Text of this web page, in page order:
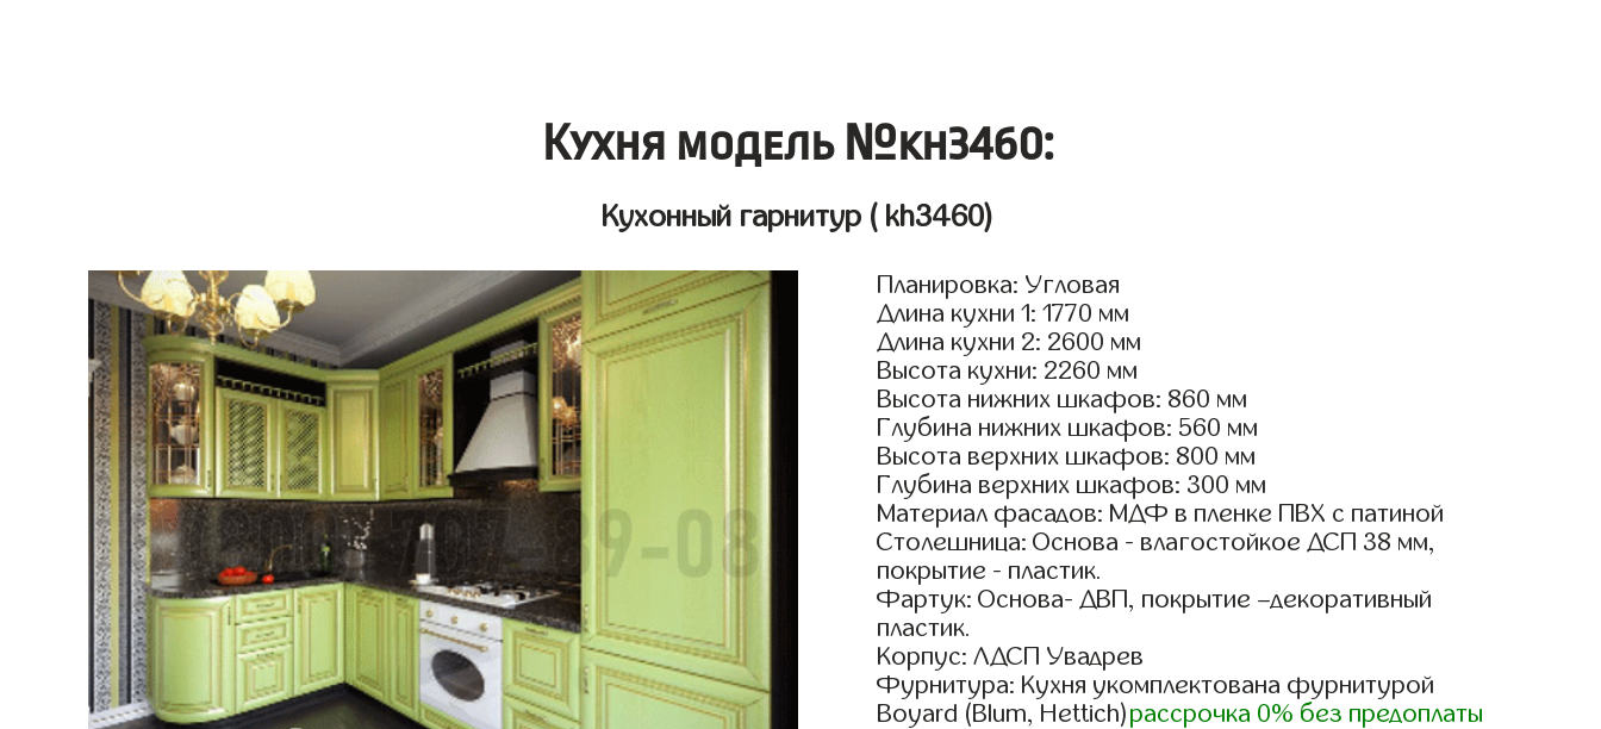
Кухня модель №kh3460:
Кухонный гарнитур ( kh3460)
Планировка: Угловая
Длина кухни 1: 1770 мм
Длина кухни 2: 2600 мм
Высота кухни: 2260 мм
Высота нижних шкафов: 860 мм
Глубина нижних шкафов: 560 мм
Высота верхних шкафов: 800 мм
Глубина верхних шкафов: 300 мм
Материал фасадов: МДФ в пленке ПВХ с патиной
Столешница: Основа - влагостойкое ДСП 38 мм,
покрытие - пластик.
Фартук: Основа- ДВП, покрытие –декоративный
пластик.
Корпус: ЛДСП Увадрев
Фурнитура: Кухня укомплектована фурнитурой
Boyard (Blum, Hettich)рассрочка 0% без предоплаты